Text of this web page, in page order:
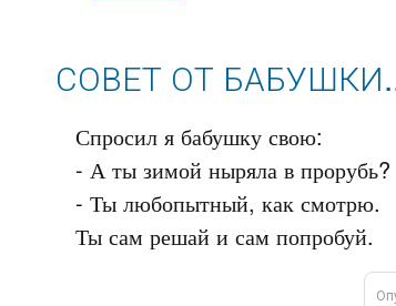
СОВЕТ ОТ
Спросил я бабушку свою:
- А ты зимой ныряла в прорубь?
- Ты любопытный, как смотрю.